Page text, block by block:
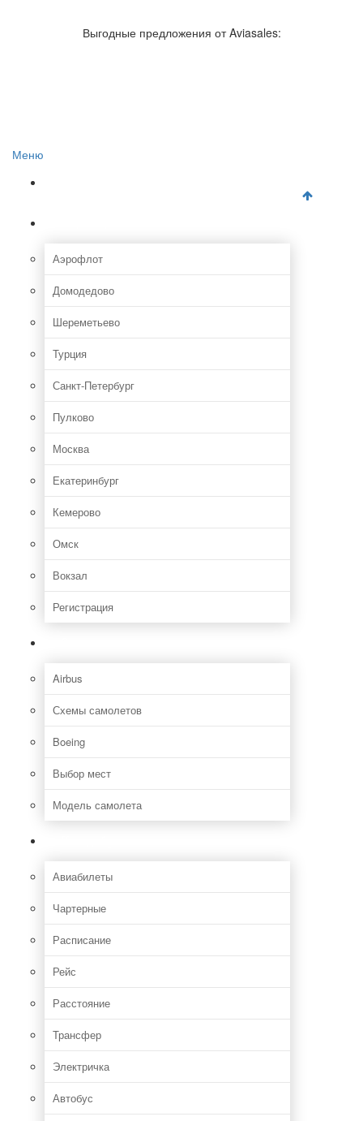
Отзывы об авиакомпаниях
Отзывы об аэропортах
Выгодные предложения от Aviasales:
Меню
Аэрофлот
Домодедово
Шереметьево
Турция
Санкт-Петербург
Пулково
Москва
Екатеринбург
Кемерово
Омск
Вокзал
Регистрация
Airbus
Схемы самолетов
Boeing
Выбор мест
Модель самолета
Авиабилеты
Чартерные
Расписание
Рейс
Расстояние
Трансфер
Электричка
Автобус